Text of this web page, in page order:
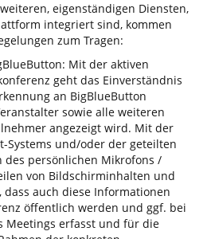
eigenständigen Diensten,
integriert sind, kommen
zum Tragen:
Mit der aktiven
geht das Einverständnis
an BigBlueButton
sowie alle weiteren
angezeigt wird. Mit der
Systems und/oder der geteilten
des persönlichen Mikrofons /
von Bildschirminhalten und
auch diese Informationen
öffentlich werden und ggf. bei
Meetings erfasst und für die